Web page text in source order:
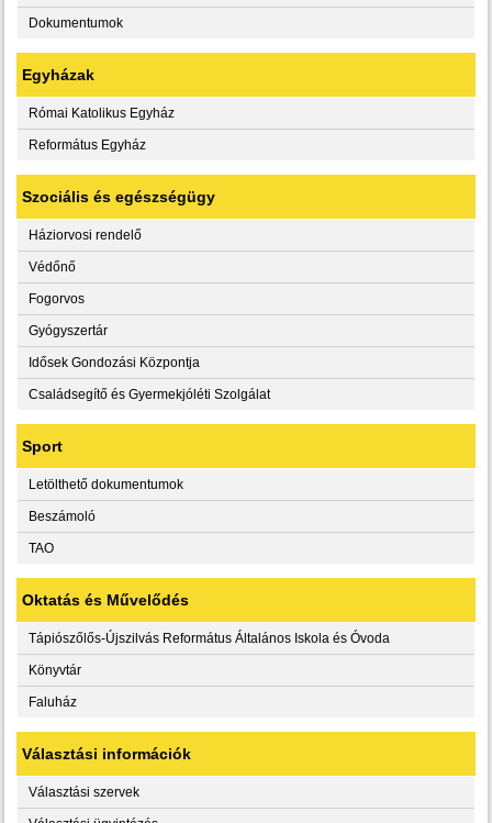
Dokumentumok
Egyházak
Római Katolikus Egyház
Református Egyház
Szociális és egészségügy
Háziorvosi rendelő
Védőnő
Fogorvos
Gyógyszertár
Idősek Gondozási Központja
Családsegítő és Gyermekjóléti Szolgálat
Sport
Letölthető dokumentumok
Beszámoló
TAO
Oktatás és Művelődés
Tápiószőlős-Újszilvás Református Általános Iskola és Óvoda
Könyvtár
Faluház
Választási információk
Választási szervek